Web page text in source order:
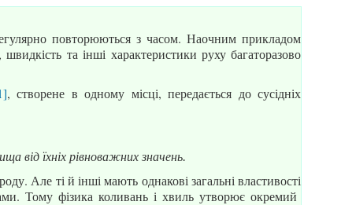
повторюються з часом. Наочним прикладом
та інші характеристики руху багаторазово
, створене в одному місці, передається до сусідніх
від їхніх рівноважних значень.
Але ті й інші мають однакові загальні властивості
Тому фізика коливань і хвиль утворює окремий